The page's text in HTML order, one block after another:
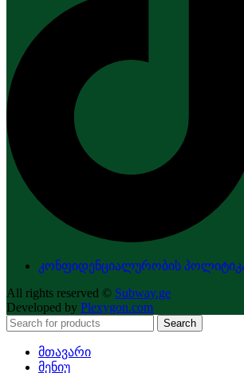
კონფიდენციალურობის
All rights reserved © Subway.ge
Developed by Plexygon.com
Search
მთავარი
მენიუ